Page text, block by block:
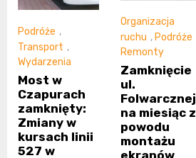
Podróże ,
Transport ,
Wydarzenia
Most w
Czapurach
zamknięty:
Zmiany w
kursach linii
527 w
Organizacja
ruchu , Podróże
Remonty
Zamknięcie
ul.
Folwarcznej
na miesiąc z
powodu
montażu